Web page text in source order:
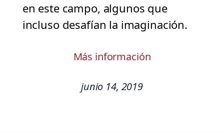
en este campo, algunos que
incluso desafían la imaginación.
Más información
junio 14, 2019